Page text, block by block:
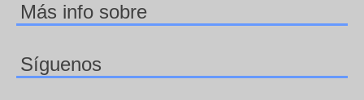
Más info sobre
Síguenos